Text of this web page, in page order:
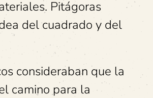
Pitágoras
del cuadrado y del
consideraban que la
camino para la